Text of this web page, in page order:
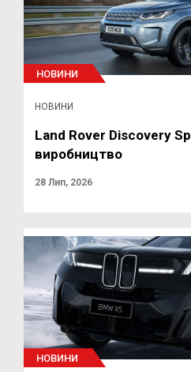
НОВИНИ
НОВИНИ
Land Rover Discovery
виробництво
28 Лип, 2026
НОВИНИ